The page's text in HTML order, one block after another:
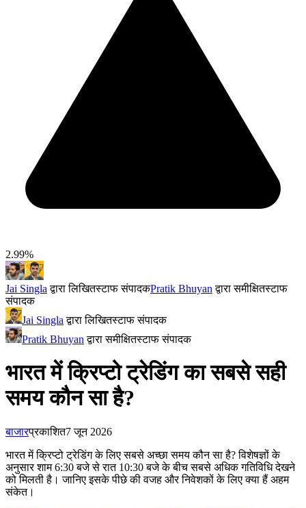
2.99%
Jai Singla द्वारा लिखितस्टाफ संपादकPratik Bhuyan द्वारा समीक्षितस्टाफ
संपादक
Jai Singla द्वारा लिखितस्टाफ संपादक
Pratik Bhuyan द्वारा समीक्षितस्टाफ संपादक
भारत में क्रिप्टो ट्रेडिंग का सबसे सही
समय कौन सा है?
बाजारप्रकाशित7 जून 2026
भारत में क्रिप्टो ट्रेडिंग के लिए सबसे अच्छा समय कौन सा है? विशेषज्ञों के
अनुसार शाम 6:30 बजे से रात 10:30 बजे के बीच सबसे अधिक गतिविधि देखने
को मिलती है। जानिए इसके पीछे की वजह और निवेशकों के लिए क्या हैं अहम
संकेत।